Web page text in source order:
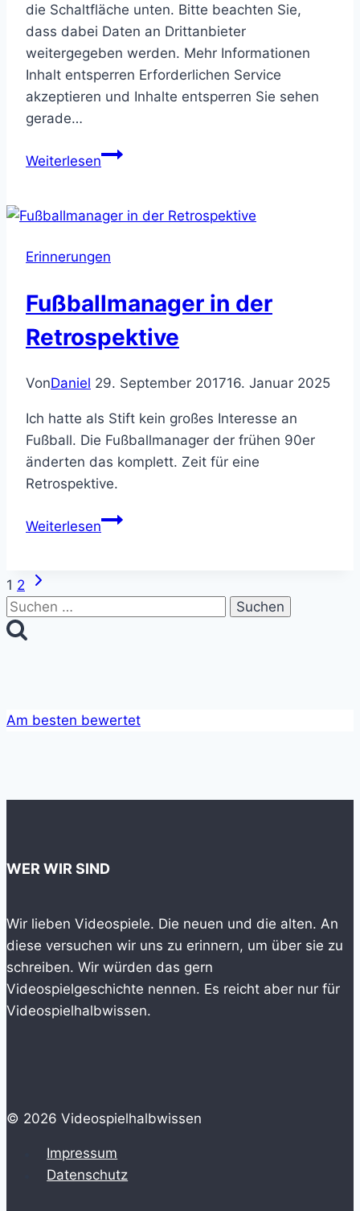
die Schaltfläche unten. Bitte beachten Sie,
dass dabei Daten an Drittanbieter
weitergegeben werden. Mehr Informationen
Inhalt entsperren Erforderlichen Service
akzeptieren und Inhalte entsperren Sie sehen
gerade…
Weiterlesen20
Erinnerungen
Fußballmanager in der
Retrospektive
VonDaniel 29. September 201716. Januar 2025
Ich hatte als Stift kein großes Interesse an
Fußball. Die Fußballmanager der frühen 90er
änderten das komplett. Zeit für eine
Retrospektive.
WeiterlesenFußballmanager
Seitennavigation
1 2
Nächste
Seite
Suchen
nach:
Am besten bewertet
WER WIR SIND
Wir lieben Videospiele. Die neuen und die alten. An
diese versuchen wir uns zu erinnern, um über sie zu
schreiben. Wir würden das gern
Videospielgeschichte nennen. Es reicht aber nur für
Videospielhalbwissen.
© 2026 Videospielhalbwissen
Impressum
Datenschutz